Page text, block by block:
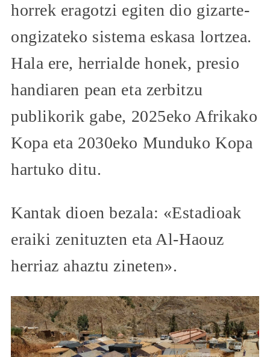
horrek eragotzi egiten dio gizarte-
ongizateko sistema eskasa lortzea.
Hala ere, herrialde honek, presio
handiaren pean eta zerbitzu
publikorik gabe, 2025eko Afrikako
Kopa eta 2030eko Munduko Kopa
hartuko ditu.
Kantak dioen bezala: «Estadioak
eraiki zenituzten eta Al-Haouz
herriaz ahaztu zineten».